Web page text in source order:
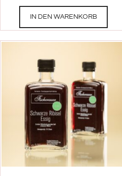
IN DEN WARENKORB